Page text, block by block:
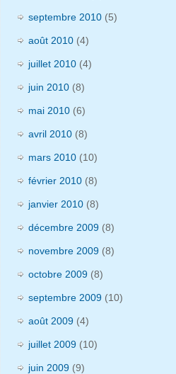
septembre 2010 (5)
août 2010 (4)
juillet 2010 (4)
juin 2010 (8)
mai 2010 (6)
avril 2010 (8)
mars 2010 (10)
février 2010 (8)
janvier 2010 (8)
décembre 2009 (8)
novembre 2009 (8)
octobre 2009 (8)
septembre 2009 (10)
août 2009 (4)
juillet 2009 (10)
juin 2009 (9)